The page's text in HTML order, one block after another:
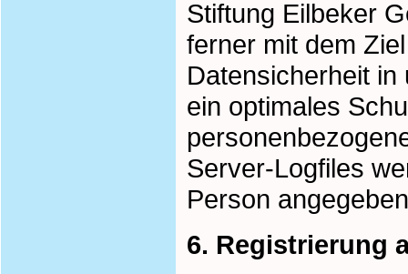
Stiftung Eilbeker
ferner mit dem
Datensicherheit
ein optimales
Server-Logfiles
Person
6. Registrierung